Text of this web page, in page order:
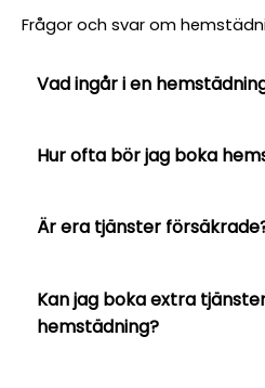
Frågor och svar om
Vad ingår i en
Hur ofta bör jag boka
Är era tjänster
Kan jag boka extra
hemstädning?